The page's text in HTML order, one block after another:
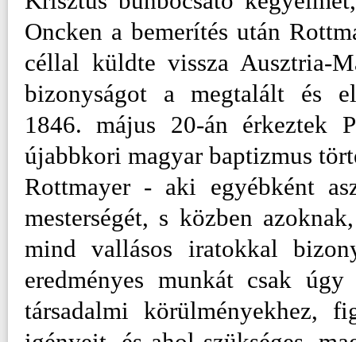
Oncken a bemerítés után
céllal küldte vissza Ausztria-
bizonyságot a megtalált és
1846. május 20-án érkeztek
újabbkori magyar baptizmus
Rottmayer - aki egyébként
mesterségét, s közben
mind vallásos iratokkal
eredményes munkát csak
társadalmi körülményekhez,